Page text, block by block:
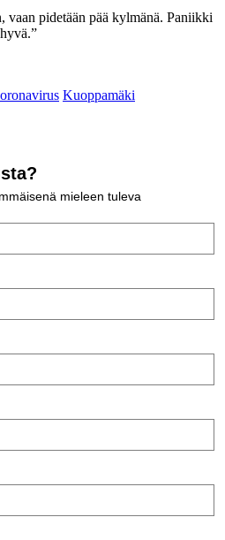
vaan pidetään pää kylmänä. Paniikki
Kuoppamäki
mieleen tuleva